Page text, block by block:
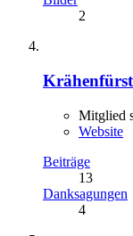
2
Krähenfürst
Mitglied
Website
Beiträge
13
Danksagungen
4